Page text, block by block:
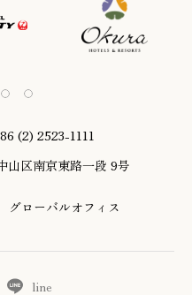
(2) 2523-1111
山区南京東路一段 9号
グローバルオフィス
line